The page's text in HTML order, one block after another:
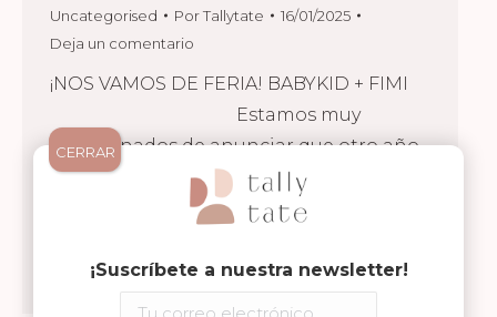
Uncategorised PorTallytate
16/01/2025
Deja un comentario
¡NOS VAMOS DE FERIA! BABYKID + FIMI
Estamos muy
emocionados de anunciar que otro año
más participaremos en la feria BabyKid +
FIMI, una de las ferias más importantes
Detalles¡Suscríbete a nuestra newsletter!
CERRAR